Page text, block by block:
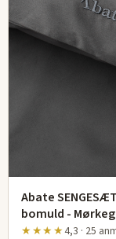
Abate
bomuld -
★★★★4,3 · 25